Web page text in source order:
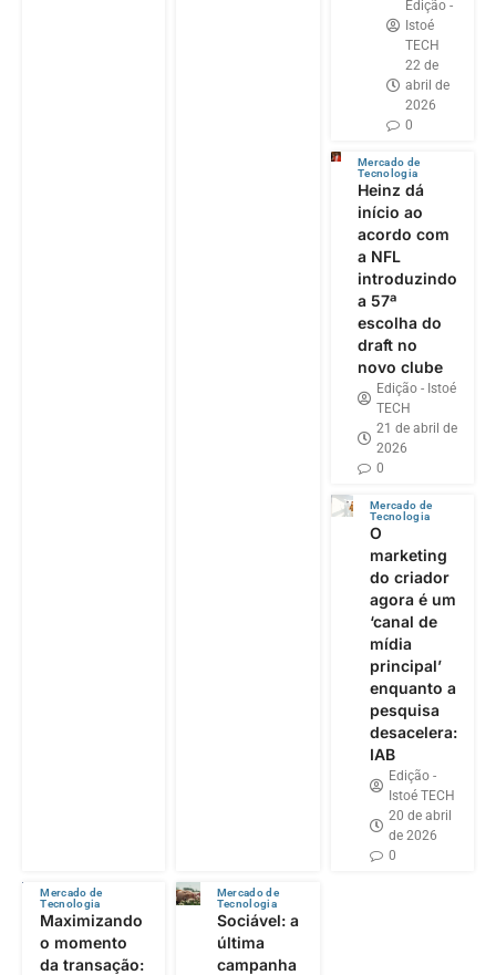
Edição -
Istoé
TECH
22 de
abril de
2026
0
Mercado de
Tecnologia
Heinz dá
início ao
acordo com
a NFL
introduzindo
a 57ª
escolha do
draft no
novo clube
Edição - Istoé
TECH
21 de abril de
2026
0
Mercado de
Tecnologia
O
marketing
do criador
agora é um
‘canal de
mídia
principal’
enquanto a
pesquisa
desacelera:
IAB
Edição -
Istoé TECH
20 de abril
de 2026
0
Mercado de
Tecnologia
Maximizando
o momento
da transação:
Mercado de
Tecnologia
Sociável: a
última
campanha